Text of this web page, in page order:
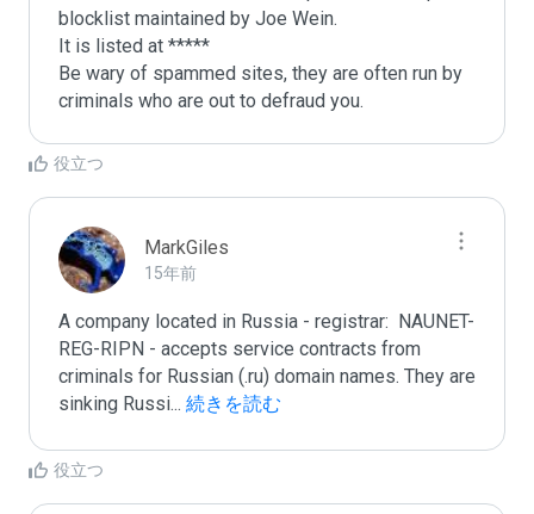
blocklist maintained by Joe Wein.
It is listed at *****
Be wary of spammed sites, they are often run by
criminals who are out to defraud you.
役立つ
MarkGiles
15年前
A company located in Russia - registrar:  NAUNET-
REG-RIPN - accepts service contracts from
criminals for Russian (.ru) domain names. They are
sinking Russi... 続きを読む
役立つ